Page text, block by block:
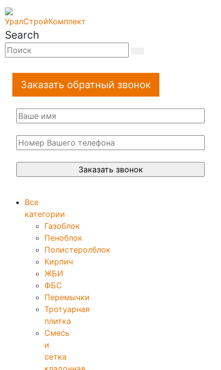
Search
Заказать обратный звонок
Все
категории
Газоблок
Пеноблок
Полистеролблок
Кирпич
ЖБИ
ФБС
Перемычки
Тротуарная
плитка
Смесь
и
сетка